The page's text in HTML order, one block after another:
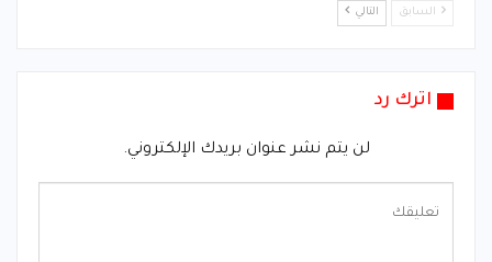
السابق التالي
اترك رد
لن يتم نشر عنوان بريدك الإلكتروني.